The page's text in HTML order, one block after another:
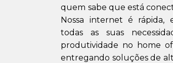
quem sabe que está
Nossa internet é rápida,
todas as suas
produtividade no home
entregando soluções de